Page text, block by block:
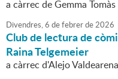
a càrrec de Gemma Tomàs
Divendres,6 defebrerde2026
Club de lectura de
Raina Telgemeier
a càrrec d'Alejo Valdearena